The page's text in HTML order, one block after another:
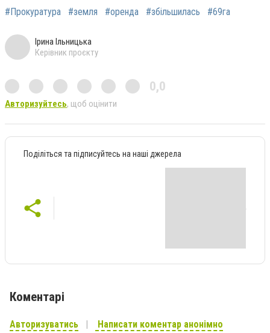
#Прокуратура
#земля #оренда #збільшилась #69га
Ірина Ільницька
Керівник проєкту
0,0
Авторизуйтесь, щоб оцінити
Поділіться та підписуйтесь на наші джерела
Коментарі
Авторизуватись Написати коментар анонімно